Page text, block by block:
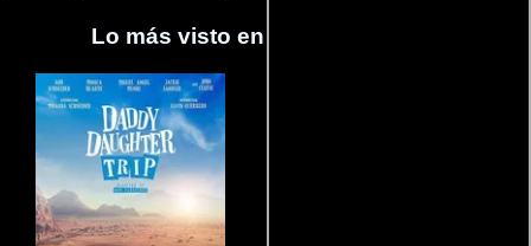
Lo más visto en Cineyseries.net